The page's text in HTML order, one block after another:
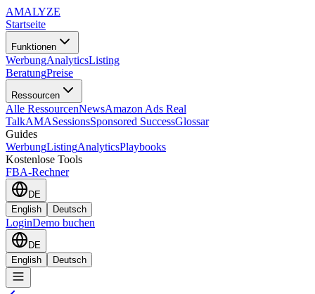
AMALYZE
Startseite
Funktionen
WerbungAnalyticsListing
BeratungPreise
Ressourcen
Alle RessourcenNewsAmazon Ads Real
TalkAMASessionsSponsored SuccessGlossar
Guides
WerbungListingAnalyticsPlaybooks
Kostenlose Tools
FBA-Rechner
DE
English
Deutsch
LoginDemo buchen
DE
English
Deutsch